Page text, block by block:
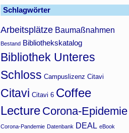
Schlagwörter
Arbeitsplätze Baumaßnahmen
Bestand Bibliothekskatalog
Bibliothek Unteres
Schloss Campuslizenz Citavi
Citavi Citavi 6 Coffee
Lecture Corona-Epidemie
Corona-Pandemie Datenbank DEAL eBook